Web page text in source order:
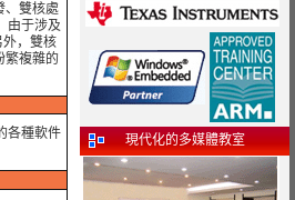
現代化的多媒體教室
、雙核處
由于涉及
，雙核
繁複雜的
各種軟件